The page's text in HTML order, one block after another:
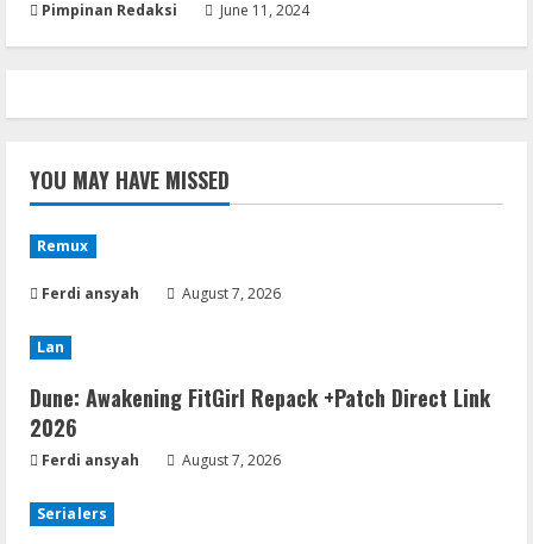
Pimpinan Redaksi June 11, 2024
YOU MAY HAVE MISSED
Remux
Ferdi ansyah August 7, 2026
Lan
Dune: Awakening FitGirl Repack +Patch Direct Link
2026
Ferdi ansyah August 7, 2026
Serialers